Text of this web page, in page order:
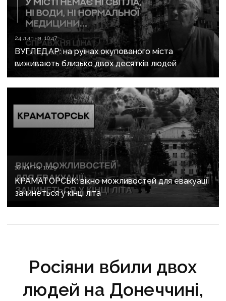
24 липня, 10:47
ВУГЛЕДАР: на руїнах окупованого міста
виживають близько двох десятків людей
16 липня, 10:29
КРАМАТОРСЬК: вікно можливостей для евакуації
зачинеться у кінці літа
Росіяни вбили двох
людей на Донеччині,